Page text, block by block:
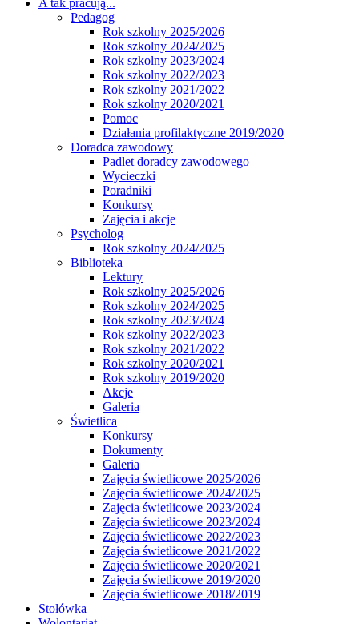
Pedagog
Rok szkolny 2025/2026
Rok szkolny 2024/2025
Rok szkolny 2023/2024
Rok szkolny 2022/2023
Rok szkolny 2021/2022
Rok szkolny 2020/2021
Pomoc
Działania profilaktyczne 2019/2020
Doradca zawodowy
Padlet doradcy zawodowego
Wycieczki
Poradniki
Konkursy
Zajęcia i akcje
Psycholog
Rok szkolny 2024/2025
Biblioteka
Lektury
Rok szkolny 2025/2026
Rok szkolny 2024/2025
Rok szkolny 2023/2024
Rok szkolny 2022/2023
Rok szkolny 2021/2022
Rok szkolny 2020/2021
Rok szkolny 2019/2020
Akcje
Galeria
Świetlica
Konkursy
Dokumenty
Galeria
Zajęcia świetlicowe 2025/2026
Zajęcia świetlicowe 2024/2025
Zajęcia świetlicowe 2023/2024
Zajęcia świetlicowe 2023/2024
Zajęcia świetlicowe 2022/2023
Zajęcia świetlicowe 2021/2022
Zajęcia świetlicowe 2020/2021
Zajęcia świetlicowe 2019/2020
Zajęcia świetlicowe 2018/2019
Stołówka